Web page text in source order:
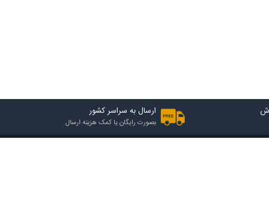
ارسال به سراسر کشور
بصورت رایگان یا کمک هزینه ارسال